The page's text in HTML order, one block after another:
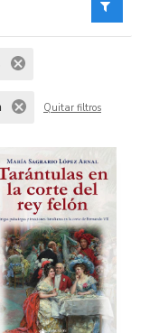
Quitar filtros